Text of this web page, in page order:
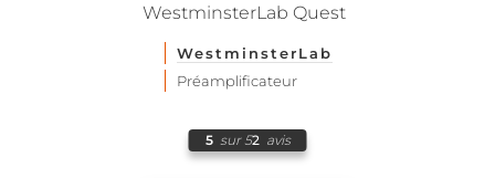
WestminsterLab Quest
WestminsterLab
Préamplificateur
5 sur 52 avis